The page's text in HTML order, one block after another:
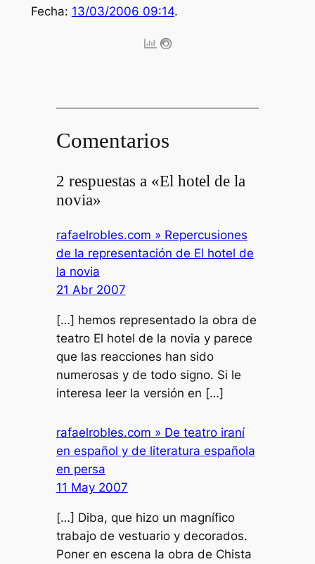
Fecha: 13/03/2006 09:14.
Comentarios
2 respuestas a «El hotel de la
novia»
rafaelrobles.com » Repercusiones
de la representación de El hotel de
la novia
21 Abr 2007
[…] hemos representado la obra de
teatro El hotel de la novia y parece
que las reacciones han sido
numerosas y de todo signo. Si le
interesa leer la versión en […]
rafaelrobles.com » De teatro iraní
en español y de literatura española
en persa
11 May 2007
[…] Diba, que hizo un magnífico
trabajo de vestuario y decorados.
Poner en escena la obra de Chista